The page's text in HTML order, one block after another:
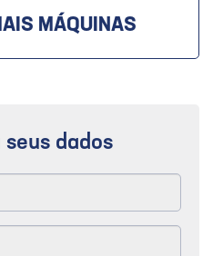
MÁQUINAS
dados